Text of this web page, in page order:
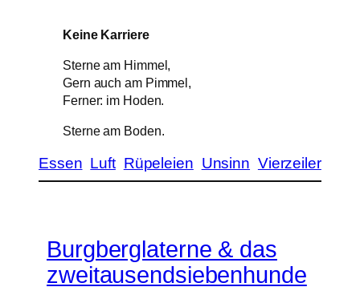
Keine Karriere
Sterne am Himmel,
Gern auch am Pimmel,
Ferner: im Hoden.
Sterne am Boden.
Essen Luft Rüpeleien Unsinn Vierzeiler
Burgberglaterne & das
zweitausendsiebenhunde